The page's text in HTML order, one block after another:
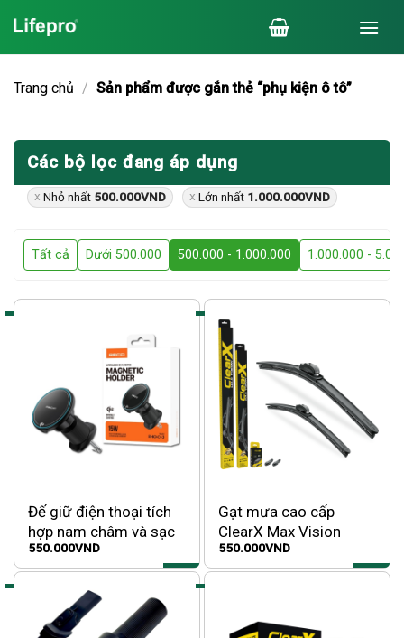
đến
nội
dung
Trang chủ / Sản phẩm được gắn thẻ “phụ kiện ô tô”
Các bộ lọc đang áp dụng
Nhỏ nhất 500.000VND Lớn nhất 1.000.000VND
Tất cả Dưới 500.000 500.000 - 1.000.000 1.000.000 -
Đế giữ điện thoại tích
hợp nam châm và sạc
không dây dùng trên xe
ô tô RECCI RHO-C43
550.000VND
Gạt mưa cao cấp
ClearX Max Vision
550.000VND